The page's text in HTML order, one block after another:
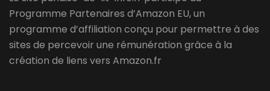
Programme Partenaires d’Amazon EU, un
programme d’affiliation conçu pour permettre à des
sites de percevoir une rémunération grâce à la
création de liens vers Amazon.fr